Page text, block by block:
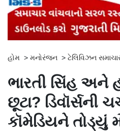
હોમ > મનોરંજન > ટેલિવિઝન
ભારતી સિંહ અને
છૂટા? ડિવૉર્સની
કૉમેડિયને તોડ્યું